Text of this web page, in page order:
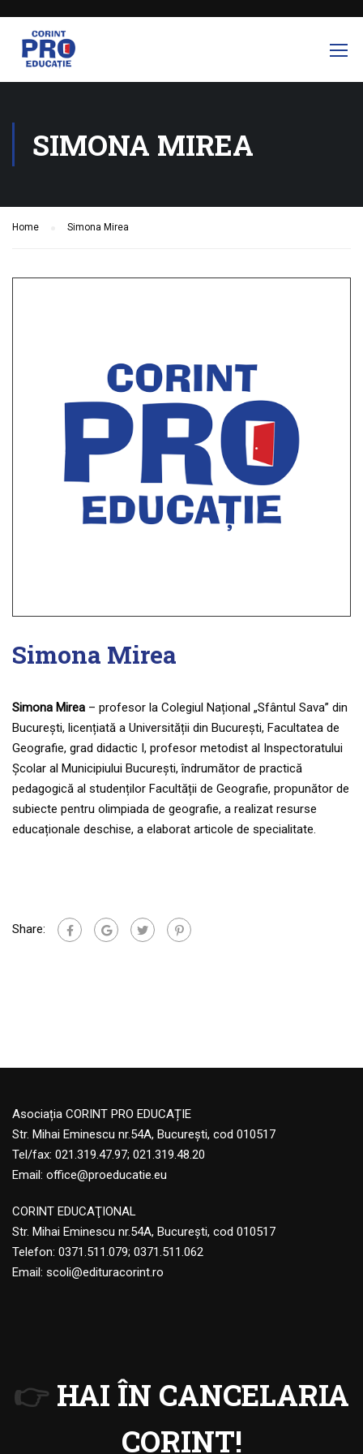
SIMONA MIREA
Home Simona Mirea
Simona Mirea
Simona Mirea – profesor la Colegiul Național „Sfântul Sava” din
București, licențiată a Universității din București, Facultatea de
Geografie, grad didactic I, profesor metodist al Inspectoratului
Școlar al Municipiului București, îndrumător de practică
pedagogică al studenților Facultății de Geografie, propunător de
subiecte pentru olimpiada de geografie, a realizat resurse
educaționale deschise, a elaborat articole de specialitate.
Share:
Asociația CORINT PRO EDUCAȚIE
Str. Mihai Eminescu nr.54A, București, cod 010517
Tel/fax: 021.319.47.97; 021.319.48.20
Email: office@proeducatie.eu
CORINT EDUCAŢIONAL
Str. Mihai Eminescu nr.54A, Bucureşti, cod 010517
Telefon: 0371.511.079; 0371.511.062
Email: scoli@edituracorint.ro
👉 HAI ÎN CANCELARIA
CORINT!